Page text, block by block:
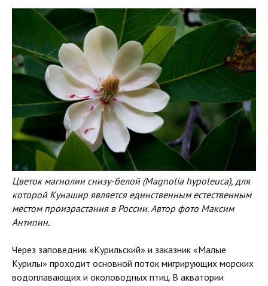
Цветок магнолии снизу-белой (Magnolia hypoleuca), для
которой Кунашир является единственным естественным
местом произрастания в России. Автор фото Максим
Антипин.
Через заповедник «Курильский» и заказник «Малые
Курилы» проходит основной поток мигрирующих морских
водоплавающих и околоводных птиц. В акватории